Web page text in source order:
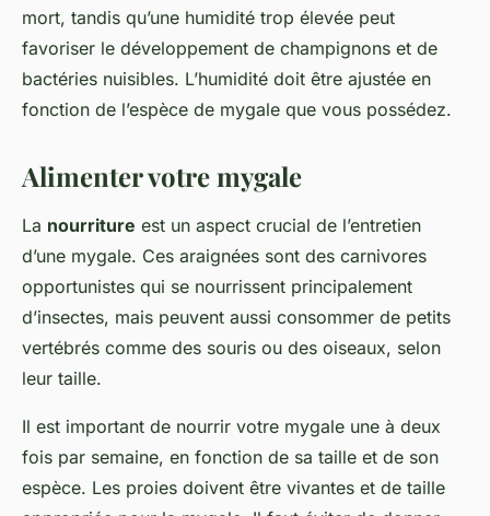
mort, tandis qu’une humidité trop élevée peut
favoriser le développement de champignons et de
bactéries nuisibles. L’humidité doit être ajustée en
fonction de l’espèce de mygale que vous possédez.
Alimenter votre mygale
La nourriture est un aspect crucial de l’entretien
d’une mygale. Ces araignées sont des carnivores
opportunistes qui se nourrissent principalement
d’insectes, mais peuvent aussi consommer de petits
vertébrés comme des souris ou des oiseaux, selon
leur taille.
Il est important de nourrir votre mygale une à deux
fois par semaine, en fonction de sa taille et de son
espèce. Les proies doivent être vivantes et de taille